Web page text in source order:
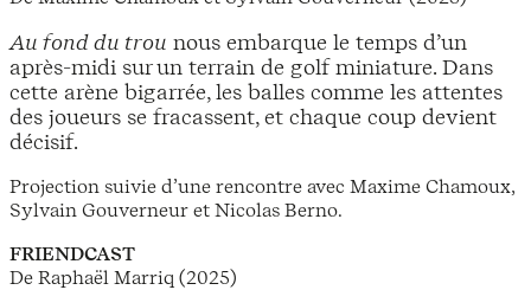
Au fond du trou nous embarque le temps d’un
après-midi sur un terrain de golf miniature. Dans
cette arène bigarrée, les balles comme les attentes
des joueurs se fracassent, et chaque coup devient
décisif.
Projection suivie d’une rencontre avec Maxime Chamoux,
Sylvain Gouverneur et Nicolas Berno.
FRIENDCAST
De Raphaël Marriq (2025)